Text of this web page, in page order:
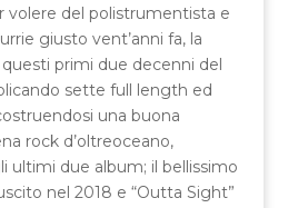
volere del polistrumentista e
giusto vent’anni fa, la
primi due decenni del
sette full length ed
una buona
rock d’oltreoceano,
ultimi due album; il bellissimo
nel 2018 e “Outta Sight”